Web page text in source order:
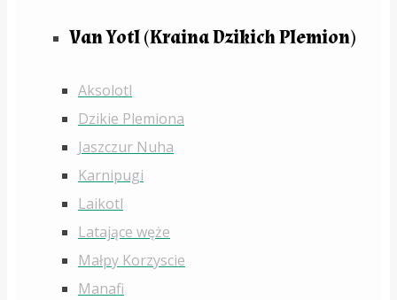
Van Yotl (Kraina Dzikich Plemion)
Aksolotl
Dzikie Plemiona
Jaszczur Nuha
Karnipugi
Laikotl
Latające węże
Małpy Korzyscie
Manafi